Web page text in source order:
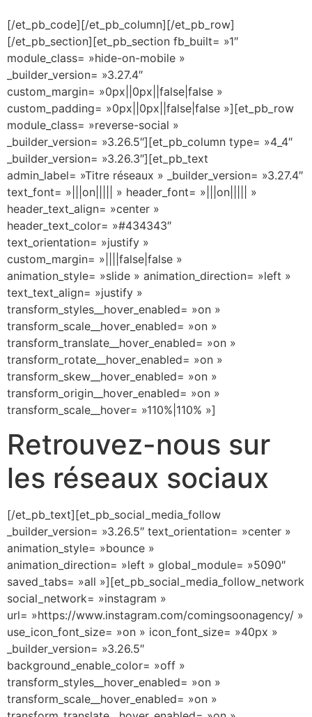
[/et_pb_code][/et_pb_column][/et_pb_row]
[/et_pb_section][et_pb_section fb_built= »1″
module_class= »hide-on-mobile »
_builder_version= »3.27.4″
custom_margin= »0px||0px||false|false »
custom_padding= »0px||0px||false|false »][et_pb_row
module_class= »reverse-social »
_builder_version= »3.26.5″][et_pb_column type= »4_4″
_builder_version= »3.26.3″][et_pb_text
admin_label= »Titre réseaux » _builder_version= »3.27.4″
text_font= »|||on||||| » header_font= »|||on||||| »
header_text_align= »center »
header_text_color= »#434343″
text_orientation= »justify »
custom_margin= »||||false|false »
animation_style= »slide » animation_direction= »left »
text_text_align= »justify »
transform_styles__hover_enabled= »on »
transform_scale__hover_enabled= »on »
transform_translate__hover_enabled= »on »
transform_rotate__hover_enabled= »on »
transform_skew__hover_enabled= »on »
transform_origin__hover_enabled= »on »
transform_scale__hover= »110%|110% »]
Retrouvez-nous sur
les réseaux sociaux
[/et_pb_text][et_pb_social_media_follow
_builder_version= »3.26.5″ text_orientation= »center »
animation_style= »bounce »
animation_direction= »left » global_module= »5090″
saved_tabs= »all »][et_pb_social_media_follow_network
social_network= »instagram »
url= »https://www.instagram.com/comingsoonagency/ »
use_icon_font_size= »on » icon_font_size= »40px »
_builder_version= »3.26.5″
background_enable_color= »off »
transform_styles__hover_enabled= »on »
transform_scale__hover_enabled= »on »